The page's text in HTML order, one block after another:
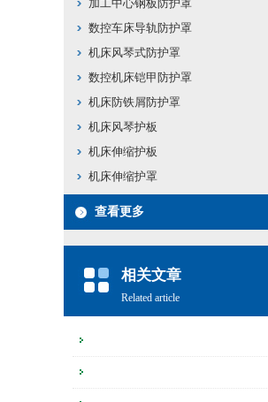
加工中心钢板防护罩
数控车床导轨防护罩
机床风琴式防护罩
数控机床铠甲防护罩
机床防铁屑防护罩
机床风琴护板
机床伸缩护板
机床伸缩护罩
查看更多
相关文章
Related article